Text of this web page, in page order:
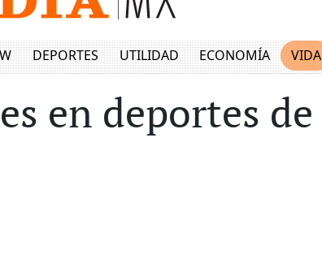
DEPORTES UTILIDAD ECONOMÍA VIDA
en deportes de